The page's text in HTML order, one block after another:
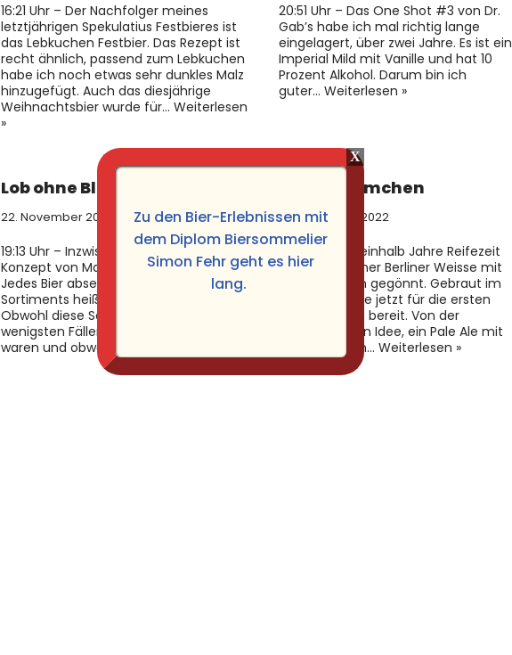
16:21 Uhr – Der Nachfolger meines
letztjährigen Spekulatius Festbieres ist
das Lebkuchen Festbier. Das Rezept ist
recht ähnlich, passend zum Lebkuchen
habe ich noch etwas sehr dunkles Malz
hinzugefügt. Auch das diesjährige
Weihnachtsbier wurde für… Weiterlesen
»
20:51 Uhr – Das One Shot #3 von Dr.
Gab’s habe ich mal richtig lange
eingelagert, über zwei Jahre. Es ist ein
Imperial Mild mit Vanille und hat 10
Prozent Alkohol. Darum bin ich
guter… Weiterlesen »
Lob ohne Blumen
22. November 2022
19:13 Uhr – Inzwischen habe ich das
Konzept von Markus Klier entschlüsselt:
Jedes Bier abseits des normalen
Sortiments heißt Ehrlicher Schwarzsud.
Obwohl diese Sondersude in den bisher
wenigsten Fällen dunkel oder schwarz
waren und obwohl…
Mauerblümchen
9. September 2022
17:21 Uhr – Eineinhalb Jahre Reifezeit
habe ich meiner Berliner Weisse mit
Hibiskusblüten gegönnt. Gebraut im
April 2021 ist sie jetzt für die ersten
Verkostungen bereit. Von der
ursprünglichen Idee, ein Pale Ale mit
Hibiskusblüten… Weiterlesen »
Zu den Bier-Erlebnissen mit
dem Diplom Biersommelier
Simon Fehr geht es hier
lang.